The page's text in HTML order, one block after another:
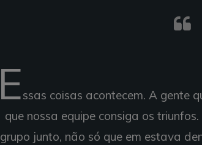
Essas coisas acontecem. A gente
que nossa equipe consiga os
grupo junto, não só que em estava